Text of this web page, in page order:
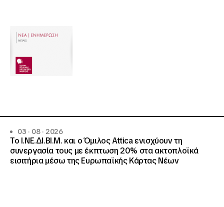
03 · 08 · 2026
Το Ι.ΝΕ.ΔΙ.ΒΙ.Μ. και o Όμιλος Attica ενισχύουν τη
συνεργασία τους με έκπτωση 20% στα ακτοπλοϊκά
εισιτήρια μέσω της Ευρωπαϊκής Κάρτας Νέων